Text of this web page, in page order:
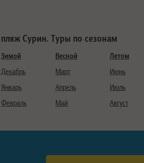
пляж Сурин. Туры по сезонам
Зимой
Декабрь
Январь
Февраль
Весной
Март
Апрель
Май
Летом
Июнь
Июль
Август